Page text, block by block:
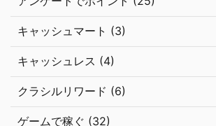
キャッシュマート (3)
キャッシュレス (4)
クラシルリワード (6)
ゲームで稼ぐ (32)